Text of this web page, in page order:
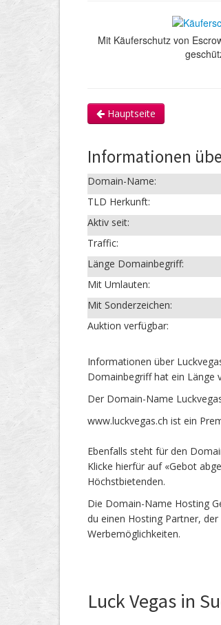
Mit Käuferschutz von
Hauptseite
Informationen
Domain-Name:
TLD Herkunft:
Aktiv seit:
Traffic:
Länge Domainbegriff:
Mit Umlauten:
Mit Sonderzeichen:
Auktion verfügbar:
Informationen über
Domainbegriff hat ein Länge
Der Domain-Name
www.luckvegas.ch ist ein
Ebenfalls steht für den
Klicke hierfür auf «Gebot
Höchstbietenden.
Die Domain-Name Hosting
du einen Hosting Partner,
Werbemöglichkeiten.
Luck Vegas in